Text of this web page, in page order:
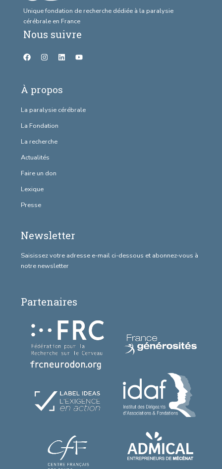
Unique fondation de recherche dédiée à la paralysie
cérébrale en France
Nous suivre
À propos
La paralysie cérébrale
La Fondation
La recherche
Actualités
Faire un don
Lexique
Presse
Newsletter
Saisissez votre adresse e-mail ci-dessous et abonnez-vous à
notre newsletter
Partenaires